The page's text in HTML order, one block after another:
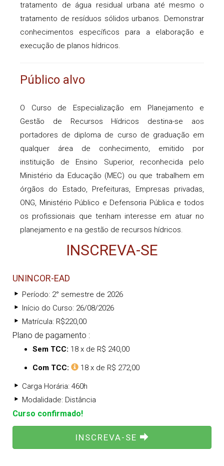
tratamento de água residual urbana até mesmo o
tratamento de resíduos sólidos urbanos. Demonstrar
conhecimentos específicos para a elaboração e
execução de planos hídricos.
Público alvo
O Curso de Especialização em Planejamento e
Gestão de Recursos Hídricos destina-se aos
portadores de diploma de curso de graduação em
qualquer área de conhecimento, emitido por
instituição de Ensino Superior, reconhecida pelo
Ministério da Educação (MEC) ou que trabalhem em
órgãos do Estado, Prefeituras, Empresas privadas,
ONG, Ministério Público e Defensoria Pública e todos
os profissionais que tenham interesse em atuar no
planejamento e na gestão de recursos hídricos.
INSCREVA-SE
UNINCOR-EAD
Período: 2° semestre de 2026
Início do Curso: 26/08/2026
Matrícula: R$220,00
Plano de pagamento :
Sem TCC: 18 x de R$ 240,00
Com TCC: 18 x de R$ 272,00
Carga Horária: 460h
Modalidade: Distância
Curso confirmado!
INSCREVA-SE